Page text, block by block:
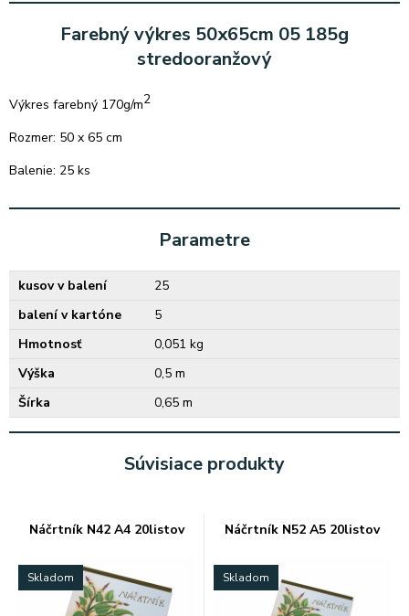
Farebný výkres 50x65cm 05 185g
stredooranžový
Výkres farebný 170g/m2
Rozmer: 50 x 65 cm
Balenie: 25 ks
Parametre
kusov v balení
25
balení v kartóne
5
Hmotnosť
0,051 kg
Výška
0,5 m
Šírka
0,65 m
Súvisiace produkty
Náčrtník N42 A4 20listov
Skladom
Náčrtník N52 A5 20listov
Skladom